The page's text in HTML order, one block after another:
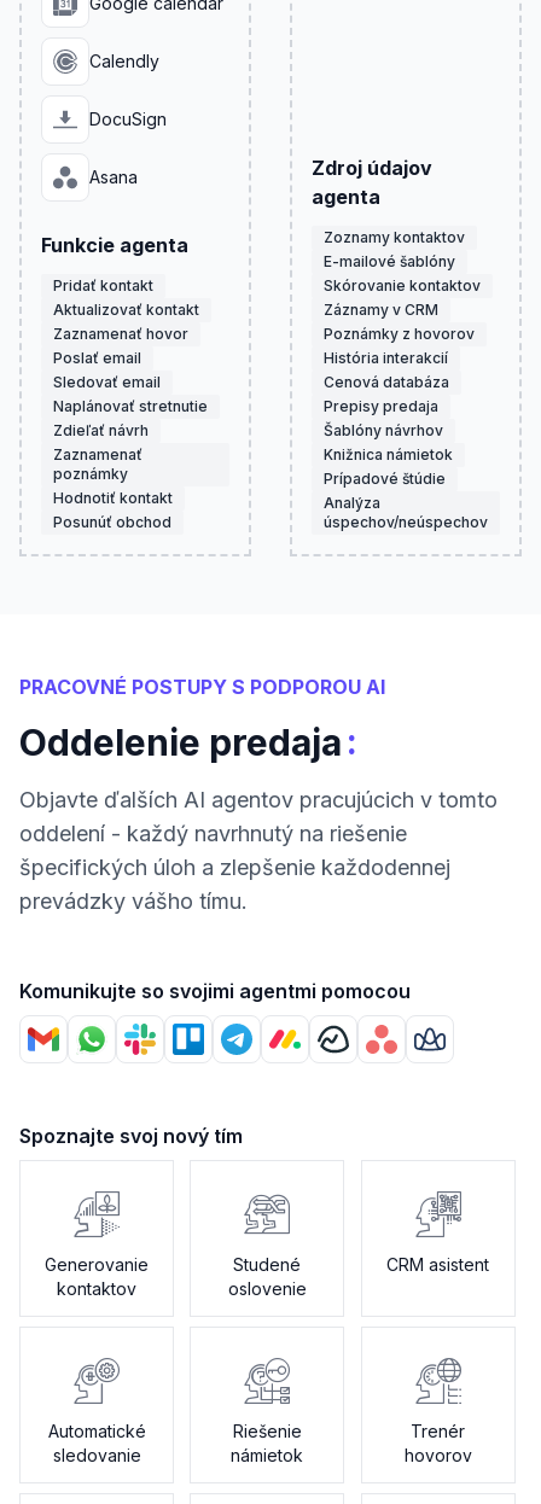
Calendly
DocuSign
Asana
Funkcie agenta
Pridať kontakt
Aktualizovať kontakt
Zaznamenať hovor
Poslať email
Sledovať email
Naplánovať stretnutie
Zdieľať návrh
Zaznamenať
poznámky
Hodnotiť kontakt
Posunúť obchod
Zdroj údajov
agenta
Zoznamy kontaktov
E-mailové šablóny
Skórovanie kontaktov
Záznamy v CRM
Poznámky z hovorov
História interakcií
Cenová databáza
Prepisy predaja
Šablóny návrhov
Knižnica námietok
Prípadové štúdie
Analýza
úspechov/neúspechov
PRACOVNÉ POSTUPY S PODPOROU AI
Oddelenie predaja:
Objavte ďalších AI agentov pracujúcich v tomto
oddelení - každý navrhnutý na riešenie
špecifických úloh a zlepšenie každodennej
prevádzky vášho tímu.
Komunikujte so svojimi agentmi pomocou
Spoznajte svoj nový tím
Generovanie
kontaktov
Studené
oslovenie
CRM asistent
Automatické
sledovanie
Riešenie
námietok
Trenér
hovorov